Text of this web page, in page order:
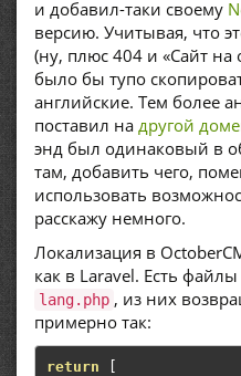
и добавил-таки своему
версию. Учитывая, что
(ну, плюс 404 и «Сайт
было бы тупо
английские. Тем более
поставил на другой
энд был одинаковый в
там, добавить чего,
использовать
расскажу немного.
Локализация в
как в Laravel. Есть
lang.php , из них
примерно так:
return
[